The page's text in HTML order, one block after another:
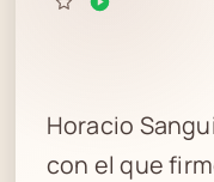
Horacio
con el que